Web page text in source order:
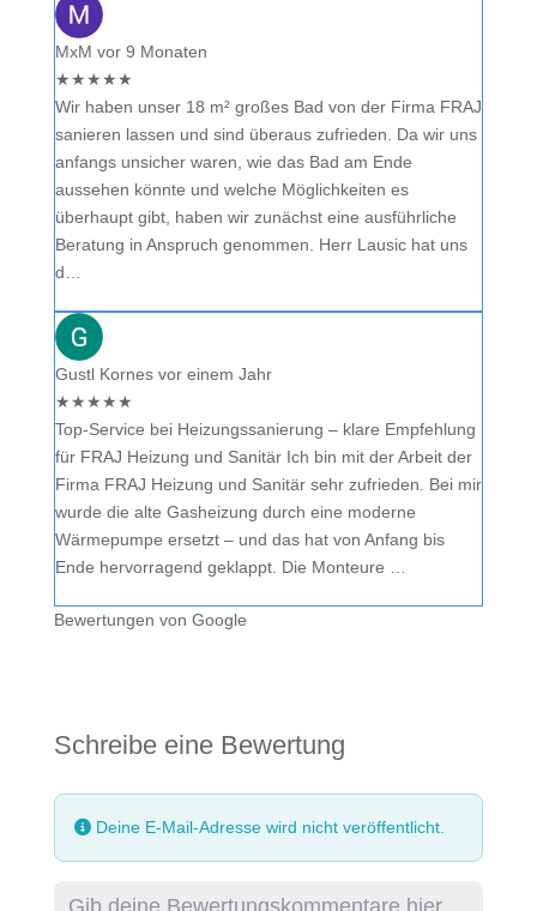
MxM vor 9 Monaten
★★★★★
Wir haben unser 18 m² großes Bad von der Firma FRAJ
sanieren lassen und sind überaus zufrieden. Da wir uns
anfangs unsicher waren, wie das Bad am Ende
aussehen könnte und welche Möglichkeiten es
überhaupt gibt, haben wir zunächst eine ausführliche
Beratung in Anspruch genommen. Herr Lausic hat uns
d…
Gustl Kornes vor einem Jahr
★★★★★
Top-Service bei Heizungssanierung – klare Empfehlung
für FRAJ Heizung und Sanitär Ich bin mit der Arbeit der
Firma FRAJ Heizung und Sanitär sehr zufrieden. Bei mir
wurde die alte Gasheizung durch eine moderne
Wärmepumpe ersetzt – und das hat von Anfang bis
Ende hervorragend geklappt. Die Monteure …
Bewertungen von Google
Schreibe eine Bewertung
Deine E-Mail-Adresse wird nicht veröffentlicht.
Rezensionstext